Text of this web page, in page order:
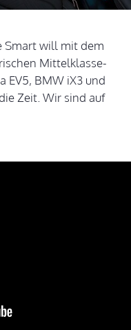
Smart will mit dem
Mittelklasse-
EV5, BMW iX3 und
Zeit. Wir sind auf